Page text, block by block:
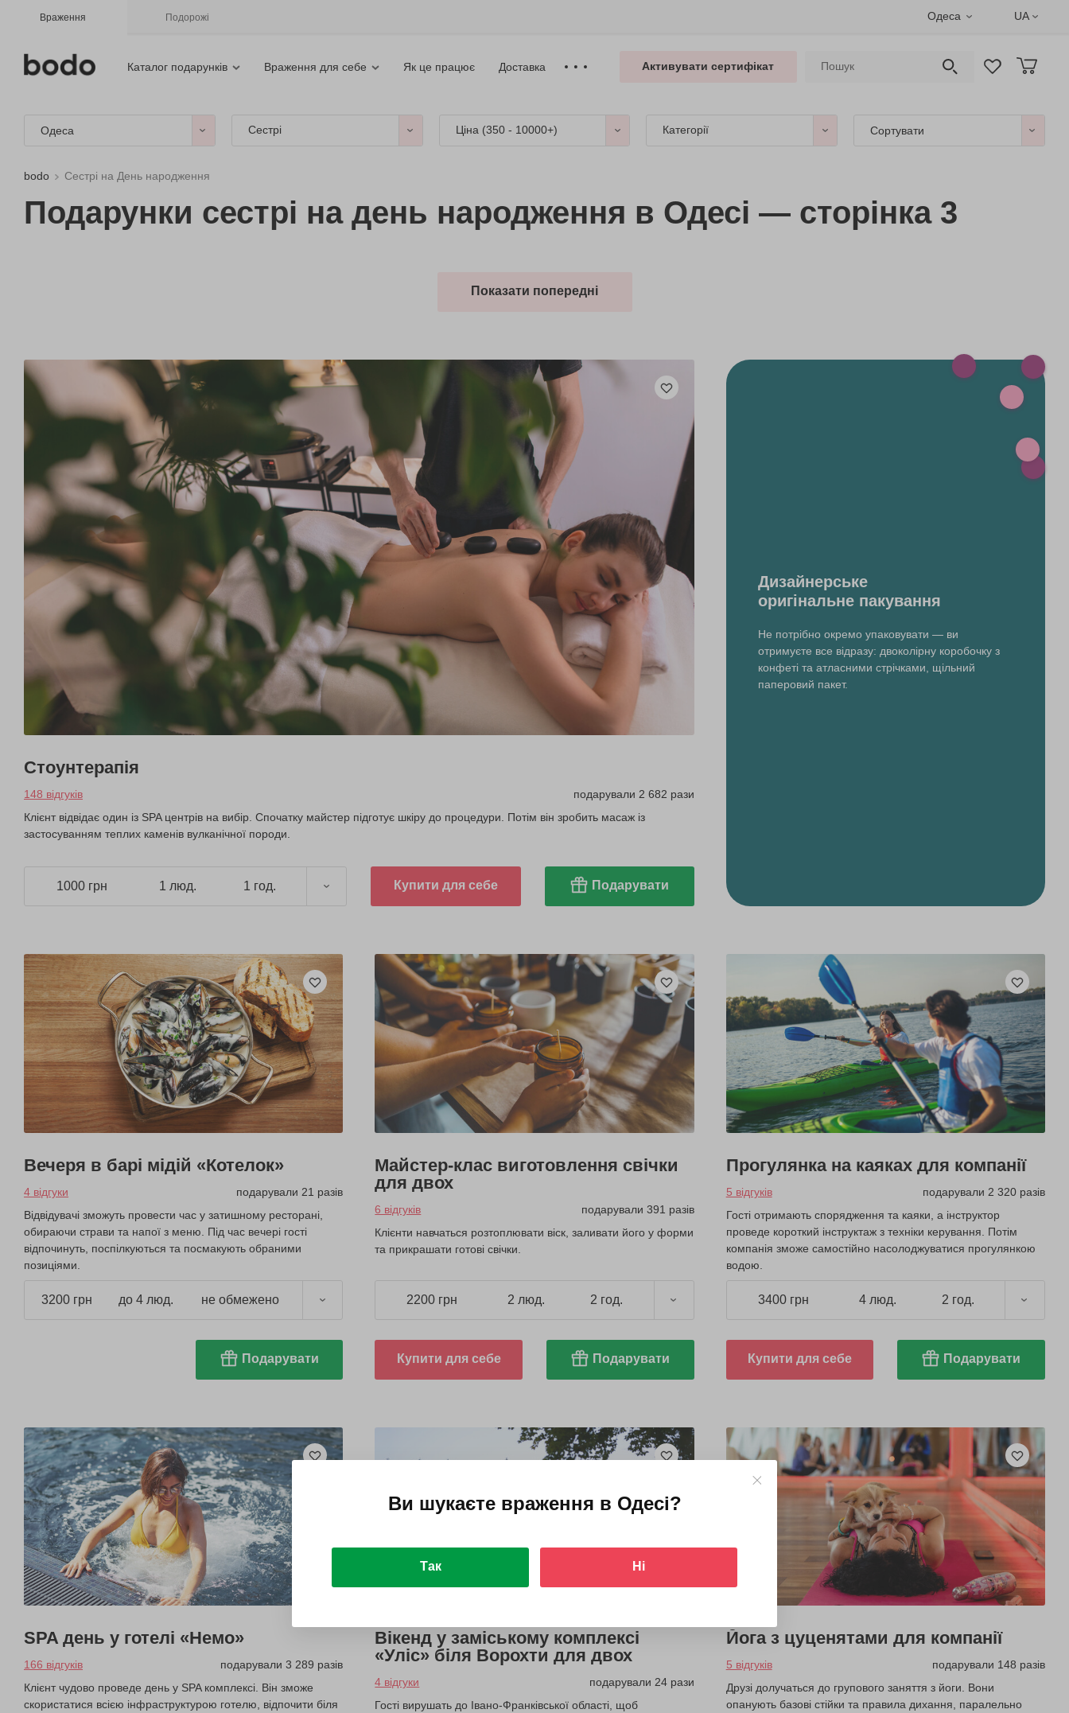
Враження Подорожі Одеса UA
Каталог подарунків Враження для себе Як це працює Доставка Активувати сертифікат
Одеса Сестрі Ціна (350 - 10000+) Категорії Сортувати
bodo Сестрі на День народження
Подарунки сестрі на день народження в Одесі — сторінка 3
Показати попередні
Стоунтерапія
148 відгуків
подарували 2 682 рази
Клієнт відвідає один із SPA центрів на вибір. Спочатку майстер підготує шкіру до процедури. Потім він зробить масаж із
застосуванням теплих каменів вулканічної породи.
1000 грн 1 люд. 1 год. Купити для себе Подарувати
Дизайнерське
оригінальне пакування
Не потрібно окремо упаковувати — ви
отримуєте все відразу: двоколірну коробочку з
конфеті та атласними стрічками, щільний
паперовий пакет.
Вечеря в барі мідій «Котелок»
4 відгуки
подарували 21 разів
Відвідувачі зможуть провести час у затишному ресторані,
обираючи страви та напої з меню. Під час вечері гості
відпочинуть, поспілкуються та посмакують обраними
позиціями.
3200 грн до 4 люд. не обмежено
Подарувати
Майстер-клас виготовлення свічки
для двох
6 відгуків
подарували 391 разів
Клієнти навчаться розтоплювати віск, заливати його у форми
та прикрашати готові свічки.
2200 грн 2 люд. 2 год.
Купити для себе Подарувати
Прогулянка на каяках для компанії
5 відгуків
подарували 2 320 разів
Гості отримають спорядження та каяки, а інструктор
проведе короткий інструктаж з техніки керування. Потім
компанія зможе самостійно насолоджуватися прогулянкою
водою.
3400 грн 4 люд. 2 год.
Купити для себе Подарувати
SPA день у готелі «Немо»
166 відгуків
подарували 3 289 разів
Клієнт чудово проведе день у SPA комплексі. Він зможе
скористатися всією інфраструктурою готелю, відпочити біля
Вікенд у заміському комплексі
«Уліс» біля Ворохти для двох
4 відгуки
подарували 24 рази
Гості вирушать до Івано-Франківської області, щоб
Йога з цуценятами для компанії
5 відгуків
подарували 148 разів
Друзі долучаться до групового заняття з йоги. Вони
опанують базові стійки та правила дихання, паралельно
Ви шукаєте враження в Одесі?
Так Ні